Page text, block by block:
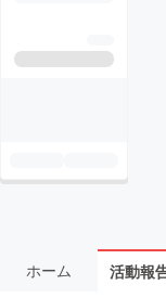
ホーム 活動報